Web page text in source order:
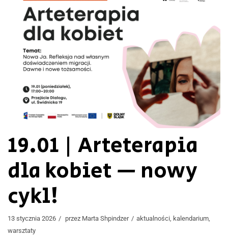
19.01 | Arteterapia
dla kobiet — nowy
cykl!
13 stycznia 2026 przez Marta Shpindzer aktualności kalendarium
warsztaty